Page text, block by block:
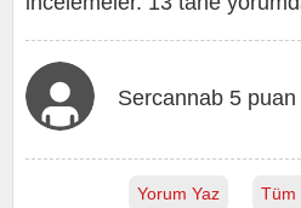
Sercannab 5
Yorum Yaz Tüm